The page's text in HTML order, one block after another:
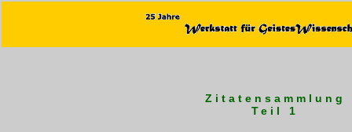
Zitatensammlung
Teil 1